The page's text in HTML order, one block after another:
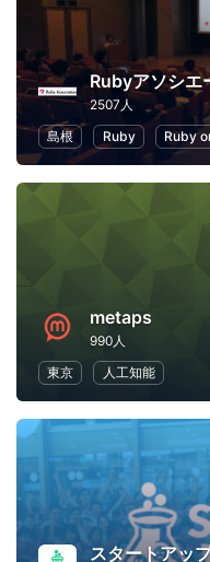
Rubyアソシエ
2507人
島根
Ruby Ruby
metaps
990人
東京
人工知能
スタートアッ